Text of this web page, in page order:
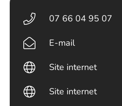
07 66 04 95 07
E-mail
Site internet
Site internet